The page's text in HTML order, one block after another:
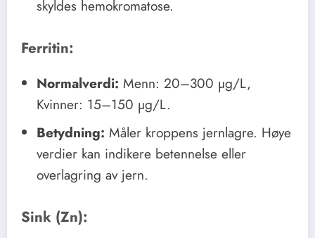
skyldes hemokromatose.
Ferritin:
Normalverdi: Menn: 20–300 µg/L,
Kvinner: 15–150 µg/L.
Betydning: Måler kroppens jernlagre. Høye
verdier kan indikere betennelse eller
overlagring av jern.
Sink (Zn):